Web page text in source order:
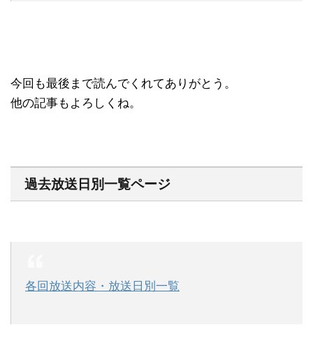
今回も最後まで読んでくれてありがとう。
他の記事もよろしくね。
過去放送日別一覧ページ
各回放送内容・放送日別一覧